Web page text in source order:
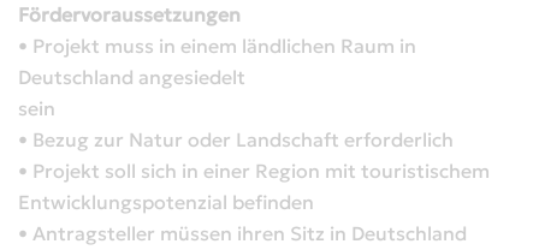
Fördervoraussetzungen
• Projekt muss in einem ländlichen Raum in
Deutschland angesiedelt
sein
• Bezug zur Natur oder Landschaft erforderlich
• Projekt soll sich in einer Region mit touristischem
Entwicklungspotenzial befinden
• Antragsteller müssen ihren Sitz in Deutschland